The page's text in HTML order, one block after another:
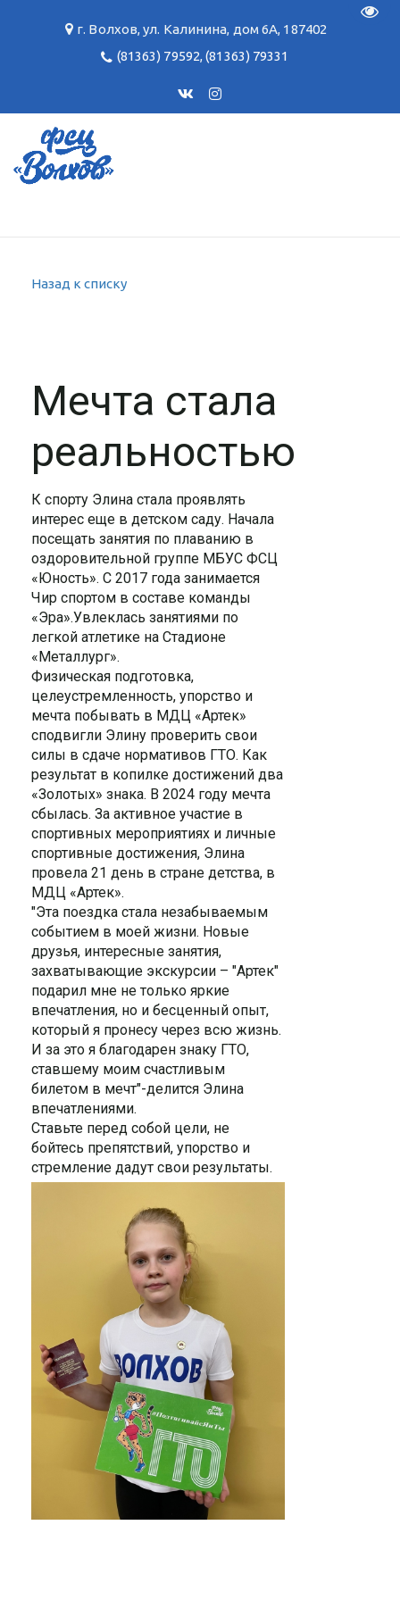
г. Волхов,ул. Калинина, дом 6А, 187402
(81363) 79592,(81363) 79331
Назад к списку
Мечта стала
реальностью
К спорту Элина стала проявлять
интерес еще в детском саду. Начала
посещать занятия по плаванию в
оздоровительной группе МБУС ФСЦ
«Юность». С 2017 года занимается
Чир спортом в составе команды
«Эра».Увлеклась занятиями по
легкой атлетике на Стадионе
«Металлург».
Физическая подготовка,
целеустремленность, упорство и
мечта побывать в МДЦ «Артек»
сподвигли Элину проверить свои
силы в сдаче нормативов ГТО. Как
результат в копилке достижений два
«Золотых» знака. В 2024 году мечта
сбылась. За активное участие в
спортивных мероприятиях и личные
спортивные достижения, Элина
провела 21 день в стране детства, в
МДЦ «Артек».
"Эта поездка стала незабываемым
событием в моей жизни. Новые
друзья, интересные занятия,
захватывающие экскурсии – "Артек"
подарил мне не только яркие
впечатления, но и бесценный опыт,
который я пронесу через всю жизнь.
И за это я благодарен знаку ГТО,
ставшему моим счастливым
билетом в мечт"-делится Элина
впечатлениями.
Ставьте перед собой цели, не
бойтесь препятствий, упорство и
стремление дадут свои результаты.